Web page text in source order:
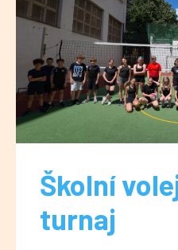
Školní
turnaj